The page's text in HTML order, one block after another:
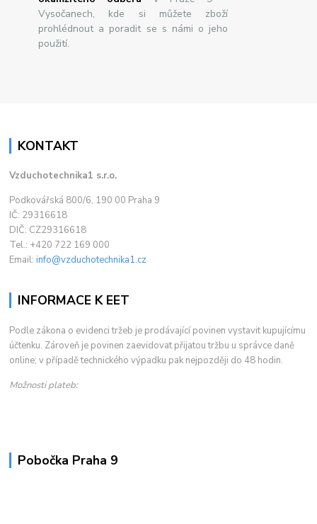
Vysočanech, kde si můžete zboží
prohlédnout a poradit se s námi o jeho
použití.
KONTAKT
Vzduchotechnika1 s.r.o.
Podkovářská 800/6, 190 00 Praha 9
IČ: 29316618
DIČ: CZ29316618
Tel.: +420 722 169 000
Email:info@vzduchotechnika1.cz
INFORMACE K EET
Podle zákona o evidenci tržeb je prodávající povinen vystavit kupujícímu
účtenku. Zároveň je povinen zaevidovat přijatou tržbu u správce daně
online; v případě technického výpadku pak nejpozději do 48 hodin.
Možnosti plateb:
Pobočka Praha 9